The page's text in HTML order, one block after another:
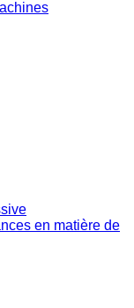
en matière de